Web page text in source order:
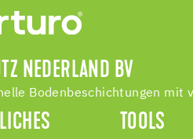
NEDERLAND BV
Bodenbeschichtungen mit
TOOLS